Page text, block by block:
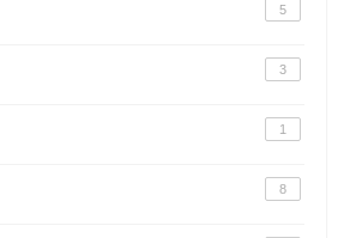
5
3
1
8